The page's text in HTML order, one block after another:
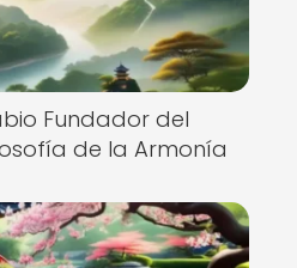
Fundador del
de la Armonía